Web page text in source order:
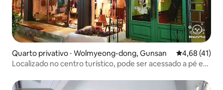
Quarto privativo ⋅ Wolmyeong-dong, Gunsan 4,68 de uma
4,68 (41)
Localizado no centro turístico, pode ser acessado a pé e